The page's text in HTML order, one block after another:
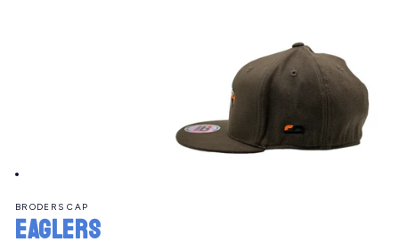
média
1
dans
BRODERS CAP
EAGLERS